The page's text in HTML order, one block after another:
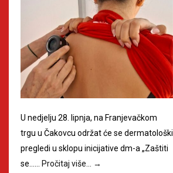
U nedjelju 28. lipnja, na Franjevačkom
trgu u Čakovcu održat će se dermatološki
pregledi u sklopu inicijative dm-a „Zaštiti
se…… Pročitaj više… →